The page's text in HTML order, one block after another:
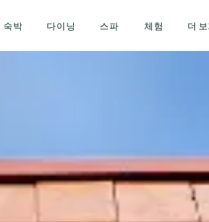
숙박 다이닝 스파 체험 더 보